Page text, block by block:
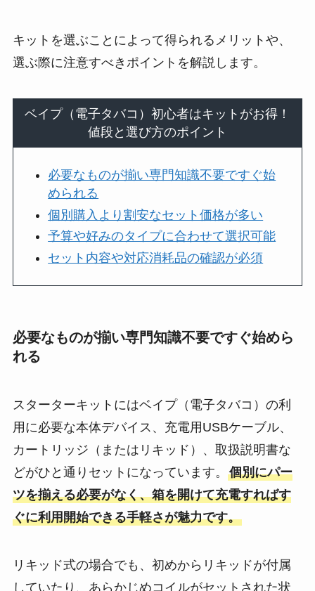
キットを選ぶことによって得られるメリットや、
選ぶ際に注意すべきポイントを解説します。
ベイプ（電子タバコ）初心者はキットがお得！
値段と選び方のポイント
必要なものが揃い専門知識不要ですぐ始
められる
個別購入より割安なセット価格が多い
予算や好みのタイプに合わせて選択可能
セット内容や対応消耗品の確認が必須
必要なものが揃い専門知識不要ですぐ始めら
れる
スターターキットにはベイプ（電子タバコ）の利
用に必要な本体デバイス、充電用USBケーブル、
カートリッジ（またはリキッド）、取扱説明書な
どがひと通りセットになっています。 個別にパー
ツを揃える必要がなく、箱を開けて充電すればす
ぐに利用開始できる手軽さが魅力です。
リキッド式の場合でも、初めからリキッドが付属
していたり、あらかじめコイルがセットされた状